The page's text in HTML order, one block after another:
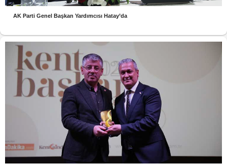
AK Parti Genel Başkan Yardımcısı Hatay’da